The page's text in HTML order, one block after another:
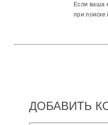
Если ваша
при
ДОБАВИТЬ